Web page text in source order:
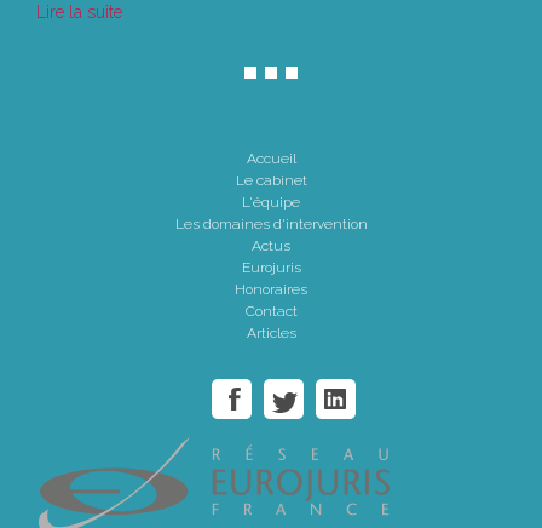
Lire la suite
Accueil
Le cabinet
L'équipe
Les domaines d'intervention
Actus
Eurojuris
Honoraires
Contact
Articles